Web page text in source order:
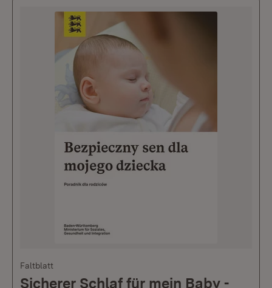
Faltblatt
Sicherer Schlaf für mein Baby -